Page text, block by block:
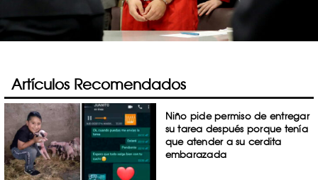
Artículos Recomendados
Niño pide permiso de entregar
su tarea después porque tenía
que atender a su cerdita
embarazada